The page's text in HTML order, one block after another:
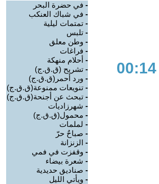
- في حضرة البحر
- في شباك العنكب
- تمتمات ليلية
- تلبس
- وطن معلق
- فراغات
- أحلام منهكة
- تشريح (ق.ق.ج)
- ورد أحمر(ق.ق.ج)
- تنويعات ممنوعة(ق.ق.ج)
- تبحث عن أجنحة(ق.ق.ج)
- شهرزاديات
- محمول(ق.ق.ج)
- لملمات
- صباحٌ حرّ
- الزنزانة
- وقفزت في فمي
- شعرة بيضاء
- صناديق حديدية
- ويأتي الليل